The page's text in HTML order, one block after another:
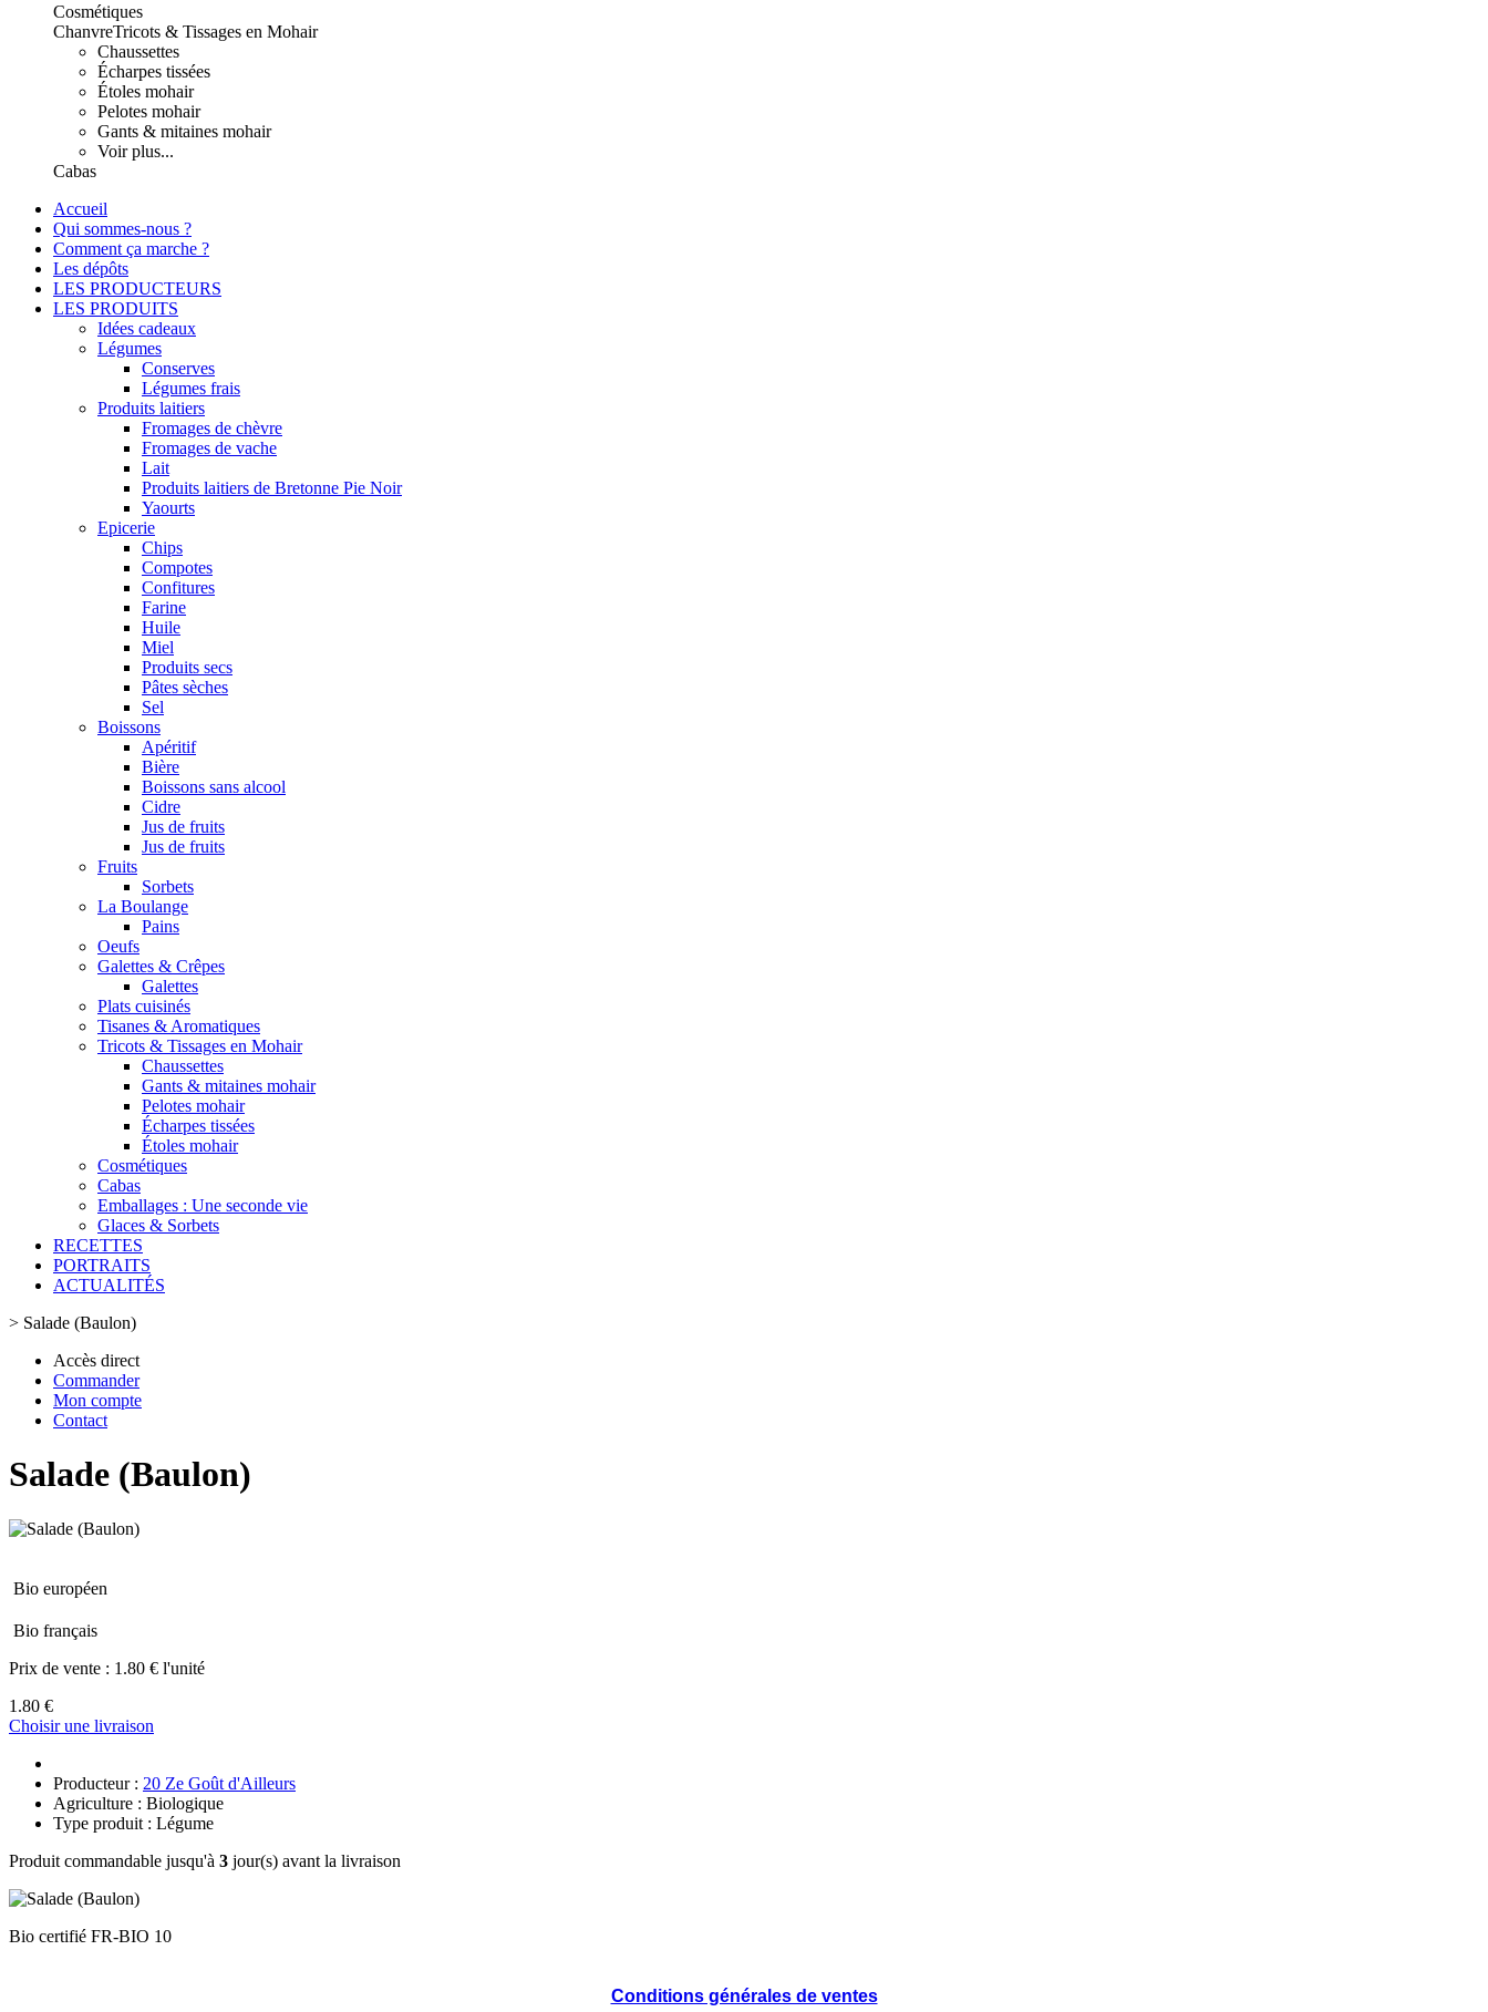
Cosmétiques
ChanvreTricots & Tissages en Mohair
Chaussettes
Écharpes tissées
Étoles mohair
Pelotes mohair
Gants & mitaines mohair
Voir plus...
Cabas
Accueil
Qui sommes-nous ?
Comment ça marche ?
Les dépôts
LES PRODUCTEURS
LES PRODUITS
Idées cadeaux
Légumes
Conserves
Légumes frais
Produits laitiers
Fromages de chèvre
Fromages de vache
Lait
Produits laitiers de Bretonne Pie Noir
Yaourts
Epicerie
Chips
Compotes
Confitures
Farine
Huile
Miel
Produits secs
Pâtes sèches
Sel
Boissons
Apéritif
Bière
Boissons sans alcool
Cidre
Jus de fruits
Jus de fruits
Fruits
Sorbets
La Boulange
Pains
Oeufs
Galettes & Crêpes
Galettes
Plats cuisinés
Tisanes & Aromatiques
Tricots & Tissages en Mohair
Chaussettes
Gants & mitaines mohair
Pelotes mohair
Écharpes tissées
Étoles mohair
Cosmétiques
Cabas
Emballages : Une seconde vie
Glaces & Sorbets
RECETTES
PORTRAITS
ACTUALITÉS
> Salade (Baulon)
Accès direct
Commander
Mon compte
Contact
Salade (Baulon)
Bio européen
Bio français
Prix de vente : 1.80 € l'unité
1.80 €
Choisir une livraison
Producteur : 20 Ze Goût d'Ailleurs
Agriculture : Biologique
Type produit : Légume
Produit commandable jusqu'à 3 jour(s) avant la livraison
Bio certifié FR-BIO 10
Conditions générales de ventes